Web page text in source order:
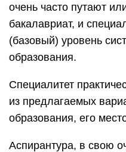
очень часто путают
бакалавриат, и
(базовый) уровень
образования.
Специалитет
из предлагаемых
образования, его
Аспирантура, в свою